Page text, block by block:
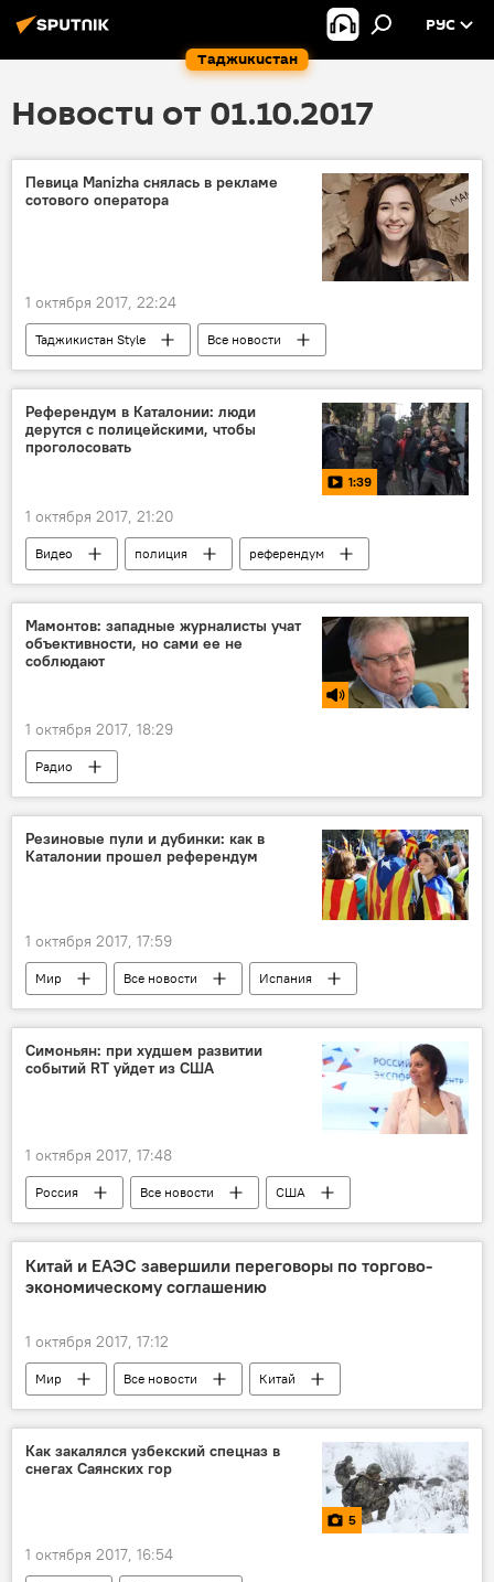
Таджикистан
РУС
Новости от 01.10.2017
Певица Manizha снялась в рекламе
сотового оператора
1 октября 2017, 22:24
Таджикистан Style
Все новости
Истории успешных таджиков
Манижа Сангин
сотовый оператор
реклама
Таджикистан
Референдум в Каталонии: люди
дерутся с полицейскими, чтобы
проголосовать
1:39
1 октября 2017, 21:20
Видео полиция
референдум
Происшествия, ЧП, криминал
Мамонтов: западные журналисты учат
объективности, но сами ее не
соблюдают
1 октября 2017, 18:29
Радио
Резиновые пули и дубинки: как в
Каталонии прошел референдум
1 октября 2017, 17:59
Мир Все новости Испания
Симоньян: при худшем развитии
событий RT уйдет из США
1 октября 2017, 17:48
Россия Все новости
США
Маргарита Симоньян
Китай и ЕАЭС завершили переговоры по торгово-
экономическому соглашению
1 октября 2017, 17:12
Мир Все новости
Китай
ЕАЭС
Таджикистан и ЕАЭС: выгоды и перспективы
Центральная Азия
Как закалялся узбекский спецназ в
снегах Саянских гор
5
1 октября 2017, 16:54